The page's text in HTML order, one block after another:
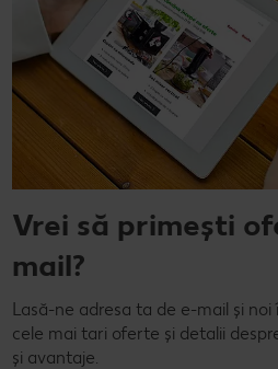
Vrei să primești
mail?
Lasă-ne adresa ta de e-mail și
cele mai tari oferte și detalii
și avantaje.